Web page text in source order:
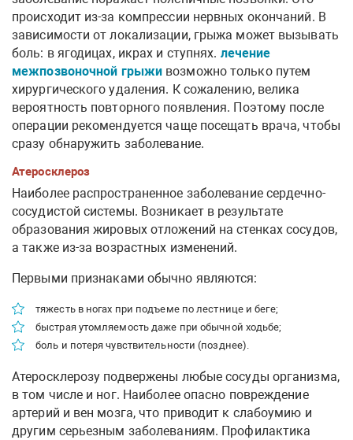
происходит из-за компрессии нервных окончаний. В
зависимости от локализации, грыжа может вызывать
боль: в ягодицах, икрах и ступнях. лечение
межпозвоночной грыжи возможно только путем
хирургического удаления. К сожалению, велика
вероятность повторного появления. Поэтому после
операции рекомендуется чаще посещать врача, чтобы
сразу обнаружить заболевание.
Атеросклероз
Наиболее распространенное заболевание сердечно-
сосудистой системы. Возникает в результате
образования жировых отложений на стенках сосудов,
а также из-за возрастных изменений.
Первыми признаками обычно являются:
тяжесть в ногах при подъеме по лестнице и беге;
быстрая утомляемость даже при обычной ходьбе;
боль и потеря чувствительности (позднее).
Атеросклерозу подвержены любые сосуды организма,
в том числе и ног. Наиболее опасно повреждение
артерий и вен мозга, что приводит к слабоумию и
другим серьезным заболеваниям. Профилактика